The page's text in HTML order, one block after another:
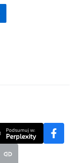
Podsumuj w:
Perplexity